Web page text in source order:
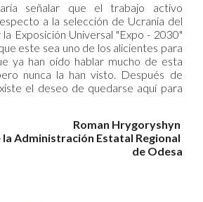
señalar que el trabajo activo
a la selección de Ucrania del
Exposición Universal "Expo - 2030"
este sea uno de los alicientes para
ya han oído hablar mucho de esta
nunca la han visto. Después de
el deseo de quedarse aquí para
Roman Hrygoryshyn
la Administración Estatal Regional
de Odesa